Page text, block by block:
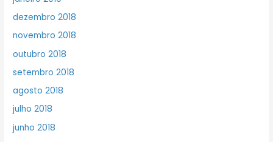
dezembro 2018
novembro 2018
outubro 2018
setembro 2018
agosto 2018
julho 2018
junho 2018